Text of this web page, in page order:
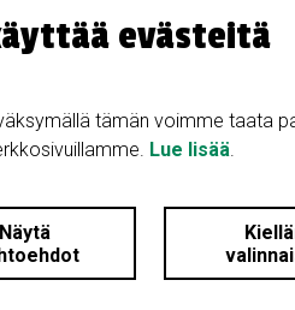
evästeitä
tämän voimme taata
Lue lisää
Näytä